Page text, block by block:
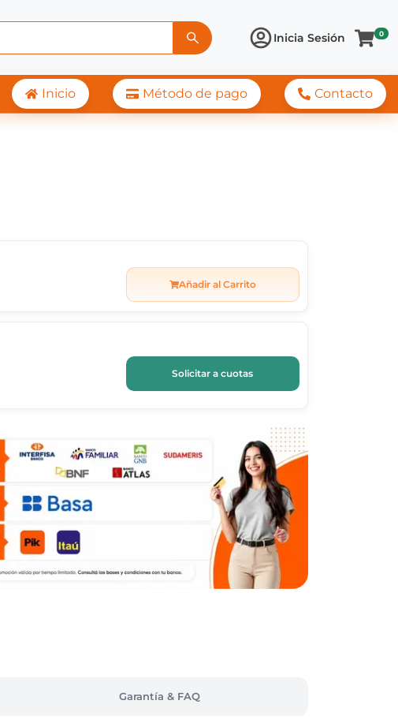
Inicia Sesión 0
Inicio Método de pago Contacto
UNANIME
Añadir al Carrito
Solicitar a cuotas
Garantía & FAQ